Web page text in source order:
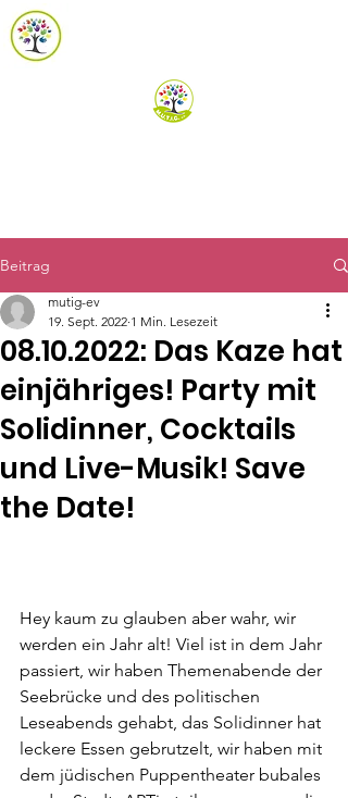
Beitrag
08.10.2022: Das Kaze hat
einjähriges! Party mit
Solidinner, Cocktails
und Live-Musik! Save
the Date!
mutig-ev
19. Sept. 2022 1 Min. Lesezeit
Hey kaum zu glauben aber wahr, wir
werden ein Jahr alt! Viel ist in dem Jahr
passiert, wir haben Themenabende der
Seebrücke und des politischen
Leseabends gehabt, das Solidinner hat
leckere Essen gebrutzelt, wir haben mit
dem jüdischen Puppentheater bubales